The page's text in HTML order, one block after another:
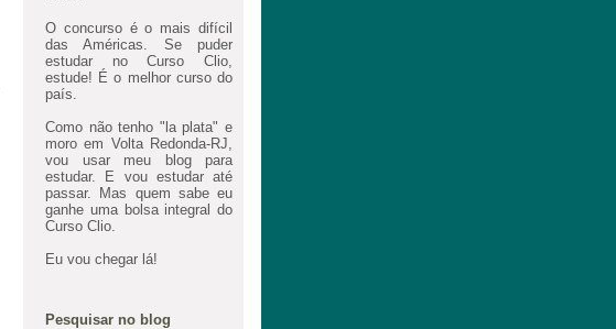
O concurso é o mais difícil
das Américas. Se puder
estudar no Curso Clio,
estude! É o melhor curso do
país.
Como não tenho "la plata" e
moro em Volta Redonda-RJ,
vou usar meu blog para
estudar. E vou estudar até
passar. Mas quem sabe eu
ganhe uma bolsa integral do
Curso Clio.
Eu vou chegar lá!
Pesquisar no blog